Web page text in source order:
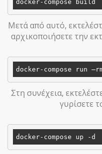
Μετά από αυτό,
αρχικοποιήσετε την
docker-compose run
Στη συνέχεια,
γυρίσετε